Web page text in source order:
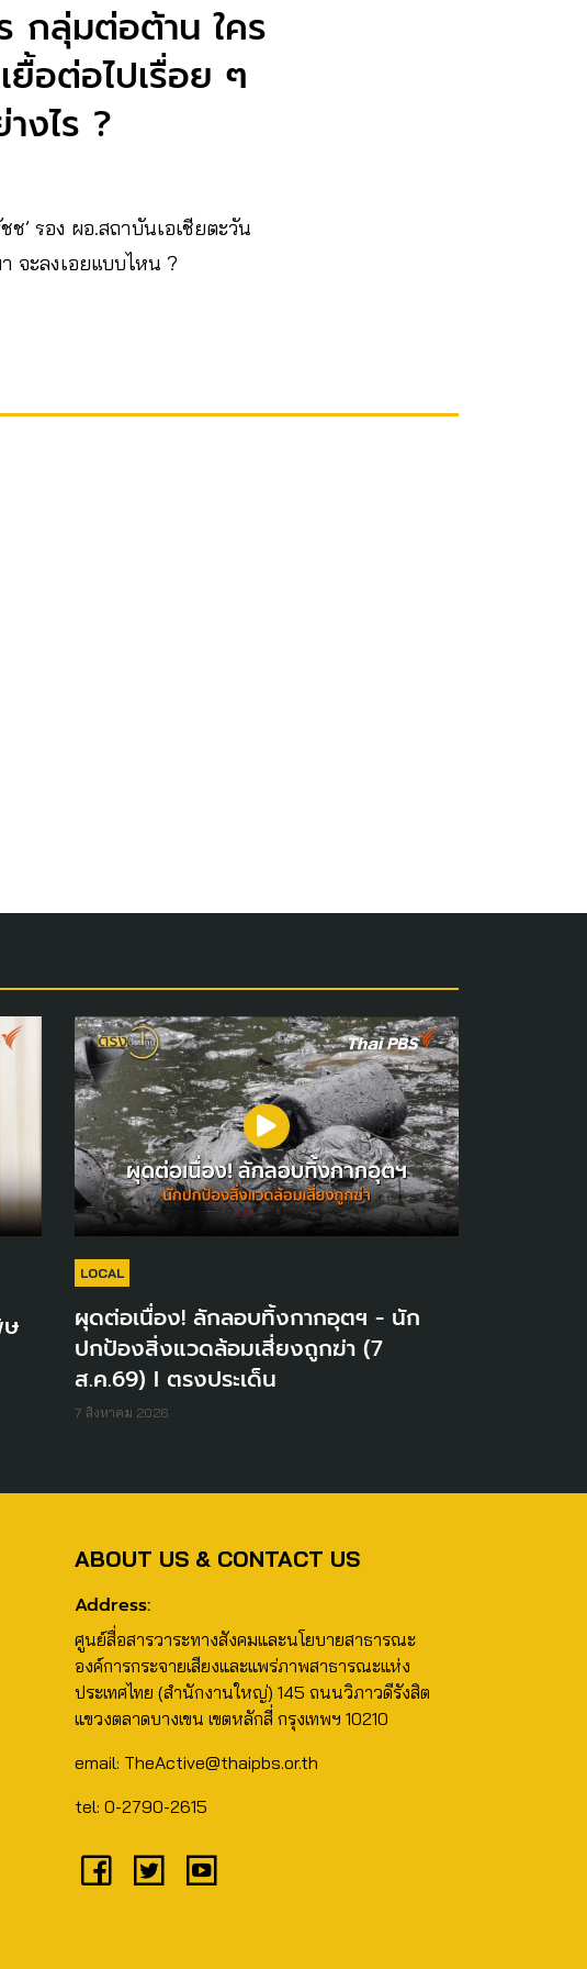
กลุ่มต่อต้าน ใคร
อต่อไปเรื่อย ๆ
งไร ?
’ รอง ผอ.สถาบันเอเชียตะวัน
จะลงเอยแบบไหน ?
ษ
LOCAL
ผุดต่อเนื่อง! ลักลอบทิ้งกากอุตฯ - นัก
ปกป้องสิ่งแวดล้อมเสี่ยงถูกฆ่า (7
ส.ค.69) I ตรงประเด็น
7 สิงหาคม 2026
ABOUT US & CONTACT US
Address:
ศูนย์สื่อสารวาระทางสังคมและนโยบายสาธารณะ
องค์การกระจายเสียงและแพร่ภาพสาธารณะแห่ง
ประเทศไทย (สำนักงานใหญ่) 145 ถนนวิภาวดีรังสิต
แขวงตลาดบางเขน เขตหลักสี่ กรุงเทพฯ 10210
email: TheActive@thaipbs.or.th
tel: 0-2790-2615